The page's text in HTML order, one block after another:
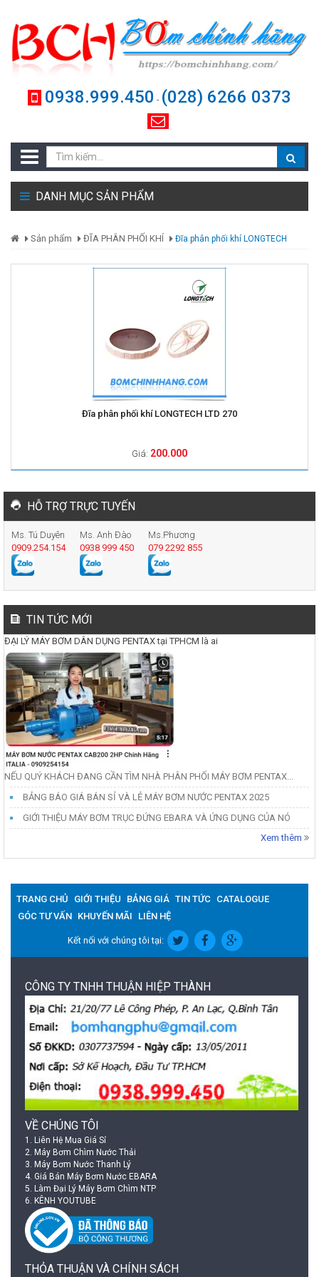
0938.999.450 - (028) 6266 0373
DANH MỤC SẢN PHẨM
Sản phẩm ĐĨA PHÂN PHỐI KHÍ Đĩa phân phối khí LONGTECH
Đĩa phân phối khí LONGTECH LTD 270
Giá: 200.000
HỖ TRỢ TRỰC TUYẾN
Ms. Tú Duyên
0909.254.154
Ms. Anh Đào
0938 999 450
Ms.Phương
079 2292 855
TIN TỨC MỚI
ĐẠI LÝ MÁY BƠM DÂN DỤNG PENTAX tại TPHCM là ai
NẾU QUÝ KHÁCH ĐANG CẦN TÌM NHÀ PHÂN PHỐI MÁY BƠM PENTAX...
BẢNG BÁO GIÁ BÁN SỈ VÀ LẺ MÁY BƠM NƯỚC PENTAX 2025
GIỚI THIỆU MÁY BƠM TRỤC ĐỨNG EBARA VÀ ỨNG DỤNG CỦA NÓ
Xem thêm
TRANG CHỦ GIỚI THIỆU BẢNG GIÁ TIN TỨC CATALOGUE
GÓC TƯ VẤN KHUYẾN MÃI LIÊN HỆ
Kết nối với chúng tôi tại:
CÔNG TY TNHH THUẬN HIỆP THÀNH
VỀ CHÚNG TÔI
1. Liên Hệ Mua Giá Sỉ
2. Máy Bơm Chìm Nước Thải
3. Máy Bơm Nước Thanh Lý
4. Giá Bán Máy Bơm Nước EBARA
5. Làm Đại Lý Máy Bơm Chìm NTP
6. KÊNH YOUTUBE
THỎA THUẬN VÀ CHÍNH SÁCH